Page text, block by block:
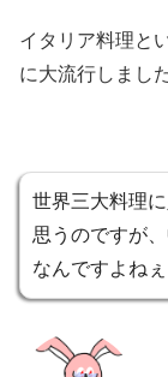
イタリア料理と
に大流行しました
世界三大料理
思うのですが
なんですよね